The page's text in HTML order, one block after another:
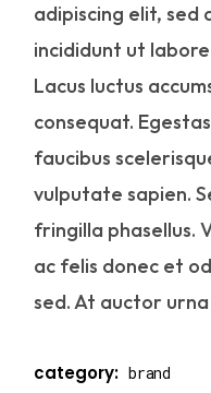
adipiscing elit, sed
incididunt ut
Lacus luctus
consequat.
faucibus
vulputate sapien.
fringilla phasellus.
ac felis donec et
sed. At auctor urna
category: brand